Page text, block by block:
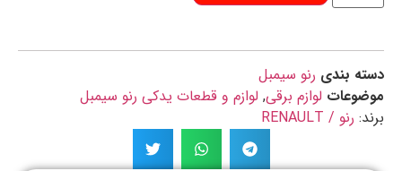
بندی رنو سیمبل
لوازم برقی,لوازم و قطعات یدکی رنو سیمبل
رنو / RENAULT